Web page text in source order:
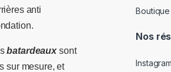
anti
batardeaux sont
sur mesure, et
Boutique
Nos
Instagram